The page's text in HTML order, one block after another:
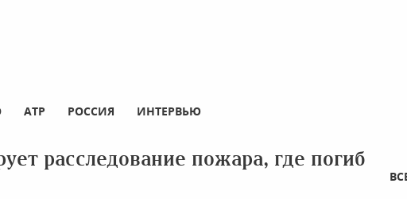
АТР РОССИЯ ИНТЕРВЬЮ
расследование пожара, где погиб